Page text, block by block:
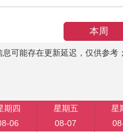
本周
息可能存在更新延迟，仅供参考
期四
06
星期五
08-07
星